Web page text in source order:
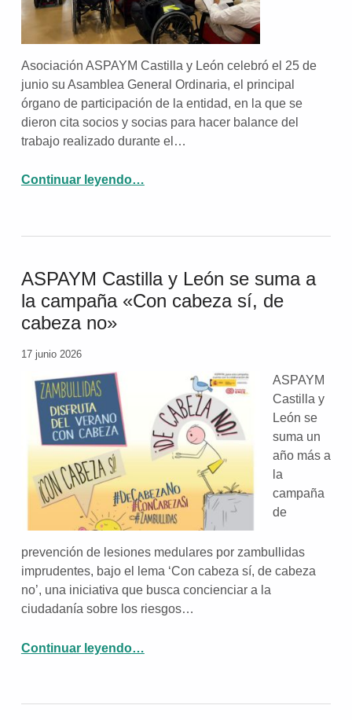
Asociación ASPAYM Castilla y León celebró el 25 de
junio su Asamblea General Ordinaria, el principal
órgano de participación de la entidad, en la que se
dieron cita socios y socias para hacer balance del
trabajo realizado durante el…
Continuar leyendo…
ASPAYM Castilla y León se suma a
la campaña «Con cabeza sí, de
cabeza no»
17 junio 2026
ASPAYM
Castilla y
León se
suma un
año más a
la
campaña
de
prevención de lesiones medulares por zambullidas
imprudentes, bajo el lema ‘Con cabeza sí, de cabeza
no’, una iniciativa que busca concienciar a la
ciudadanía sobre los riesgos…
Continuar leyendo“ASPAYM Castilla y León se suma a la campaña «Con cabeza sí, de cabeza no»”
…